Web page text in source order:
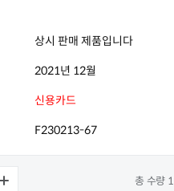
상시 판매 제품입니다
2021년 12월
신용카드
F230213-67
총 수량 1